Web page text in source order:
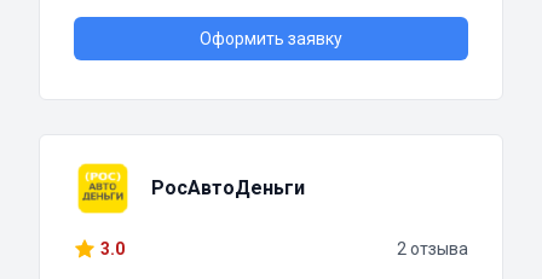
Оформить заявку
РосАвтоДеньги
3.0 2 отзыва